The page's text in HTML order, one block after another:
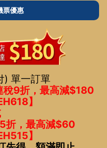
票優惠
) 單一訂單
稅9折，最高減$180
】
折，最高減$60
】